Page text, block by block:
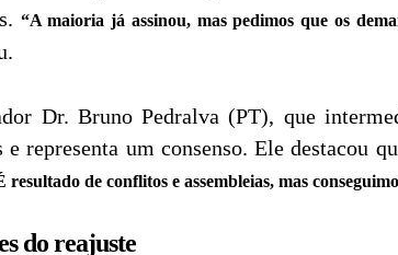
“A maioria já assinou, mas pedimos que os
Dr. Bruno Pedralva (PT), que
e representa um consenso. Ele destacou
resultado de conflitos e assembleias, mas
do reajuste